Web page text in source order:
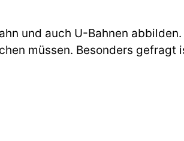
und auch U-Bahnen
müssen. Besonders gefragt